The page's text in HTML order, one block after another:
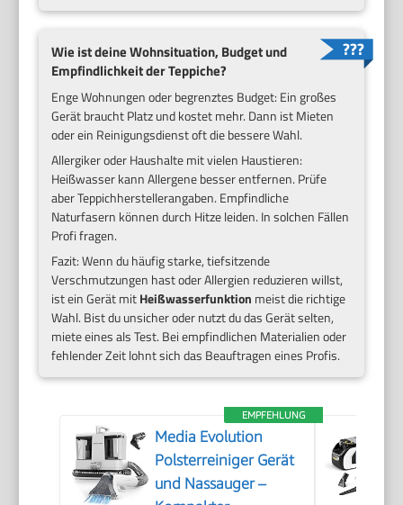
Wie ist deine Wohnsituation, Budget und
Empfindlichkeit der Teppiche?
Enge Wohnungen oder begrenztes Budget: Ein großes
Gerät braucht Platz und kostet mehr. Dann ist Mieten
oder ein Reinigungsdienst oft die bessere Wahl.
Allergiker oder Haushalte mit vielen Haustieren:
Heißwasser kann Allergene besser entfernen. Prüfe
aber Teppichherstellerangaben. Empfindliche
Naturfasern können durch Hitze leiden. In solchen Fällen
Profi fragen.
Fazit: Wenn du häufig starke, tiefsitzende
Verschmutzungen hast oder Allergien reduzieren willst,
ist ein Gerät mitHeißwasserfunktion meist die richtige
Wahl. Bist du unsicher oder nutzt du das Gerät selten,
miete eines als Test. Bei empfindlichen Materialien oder
fehlender Zeit lohnt sich das Beauftragen eines Profis.
EMPFEHLUNG
Media Evolution
Polsterreiniger Gerät
und Nassauger –